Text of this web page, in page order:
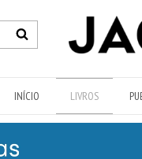
INÍCIO LIVROS